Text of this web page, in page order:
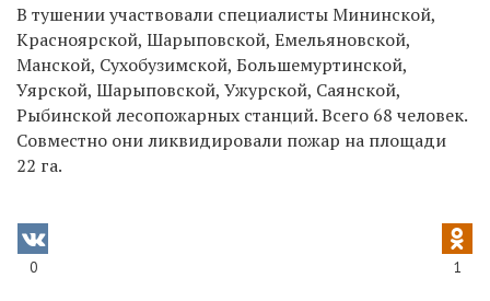
В тушении участвовали специалисты Мининской,
Красноярской, Шарыповской, Емельяновской,
Манской, Сухобузимской, Большемуртинской,
Уярской, Шарыповской, Ужурской, Саянской,
Рыбинской лесопожарных станций. Всего 68 человек.
Совместно они ликвидировали пожар на площади
22 га.
0 1